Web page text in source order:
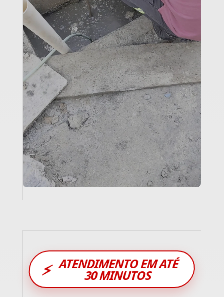
⚡ ATENDIMENTO EM ATÉ
30 MINUTOS